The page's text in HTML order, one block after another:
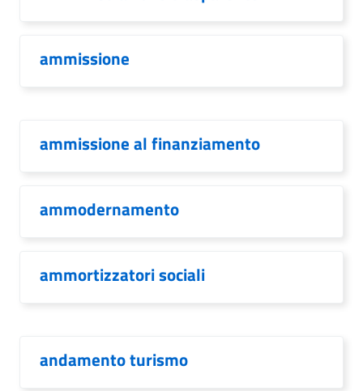
ammissione
ammissione al finanziamento
ammodernamento
ammortizzatori sociali
andamento turismo